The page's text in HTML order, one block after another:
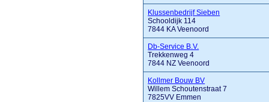
Klussenbedrijf Sieben
Schooldijk 114
7844 KA Veenoord
Db-Service B.V.
Trekkenweg 4
7844 NZ Veenoord
Kollmer Bouw BV
Willem Schoutenstraat 7
7825VV Emmen